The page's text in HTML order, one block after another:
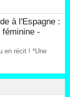
à l'Espagne :
féminine -
en récit ! *Une